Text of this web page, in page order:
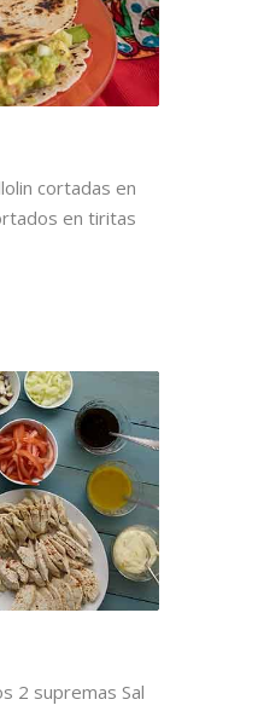
cortadas en
en tiritas
2 supremas Sal